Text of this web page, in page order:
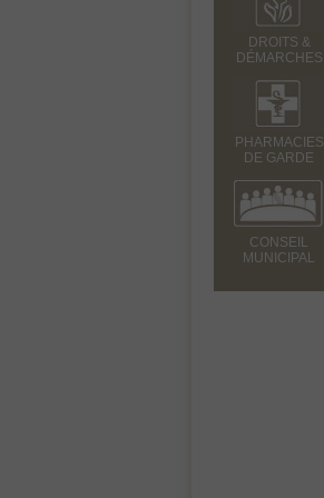
DROITS &
DÉMARCHES
PHARMACIES
DE GARDE
CONSEIL
MUNICIPAL